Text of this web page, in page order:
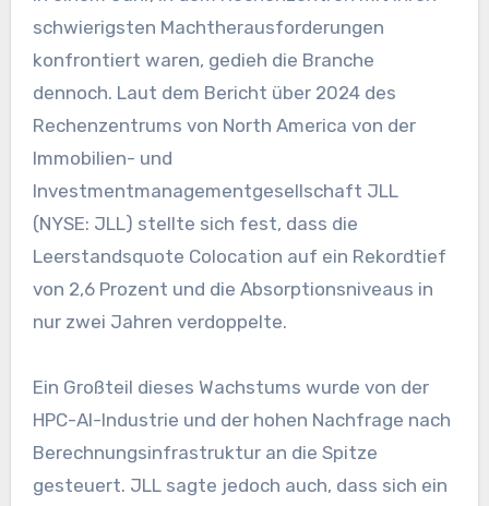
schwierigsten Machtherausforderungen
konfrontiert waren, gedieh die Branche
dennoch. Laut dem Bericht über 2024 des
Rechenzentrums von North America von der
Immobilien- und
Investmentmanagementgesellschaft JLL
(NYSE: JLL) stellte sich fest, dass die
Leerstandsquote Colocation auf ein Rekordtief
von 2,6 Prozent und die Absorptionsniveaus in
nur zwei Jahren verdoppelte.
Ein Großteil dieses Wachstums wurde von der
HPC-AI-Industrie und der hohen Nachfrage nach
Berechnungsinfrastruktur an die Spitze
gesteuert. JLL sagte jedoch auch, dass sich ein